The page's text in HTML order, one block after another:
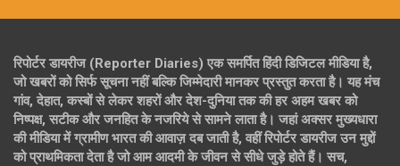
रिपोर्टर डायरीज (Reporter Diaries) एक समर्पित हिंदी डिजिटल मीडिया है,
जो खबरों को सिर्फ सूचना नहीं बल्कि जिम्मेदारी मानकर प्रस्तुत करता है। यह मंच
गांव, देहात, कस्बों से लेकर शहरों और देश-दुनिया तक की हर अहम खबर को
निष्पक्ष, सटीक और जनहित के नजरिये से सामने लाता है। जहां अक्सर मुख्यधारा
की मीडिया में ग्रामीण भारत की आवाज़ दब जाती है, वहीं रिपोर्टर डायरीज उन मुद्दों
को प्राथमिकता देता है जो आम आदमी के जीवन से सीधे जुड़े होते हैं। सच,